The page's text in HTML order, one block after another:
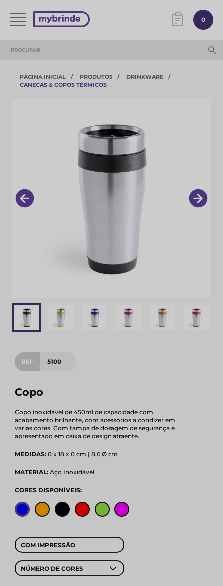
0
PÁGINA INICIAL PRODUTOS
DRINKWARE
CANECAS & COPOS TÉRMICOS
REF 5100
Copo
Copo inoxidável de 450ml de capacidade com
acabamento brilhante, com acessórios a condizer em
varias cores. Com tampa de dosagem de segurança e
apresentado em caixa de design atraente.
MEDIDAS: 0 x 18 x 0 cm | 8.6 Ø cm
MATERIAL: Aço Inoxidável
CORES DISPONÍVEIS:
COM IMPRESSÃO
NÚMERO DE CORES